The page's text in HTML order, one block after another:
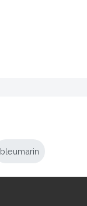
bleumarin